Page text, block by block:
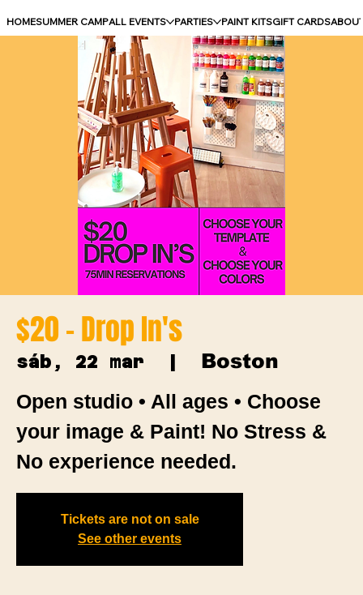
HOMESUMMER CAMPALL EVENTS PARTIES PAINT KITSGIFT CARDS
$20 - Drop In's
sáb, 22 mar
  |
Boston
Open studio • All ages • Choose
your image & Paint! No Stress &
No experience needed.
Tickets are not on sale
See other events